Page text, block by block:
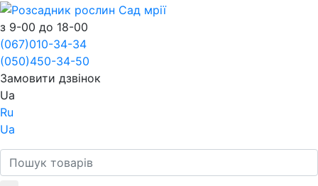
з 9-00 до 18-00
(067)010-34-34
(050)450-34-50
Замовити дзвінок
Ua
Ru
Ua